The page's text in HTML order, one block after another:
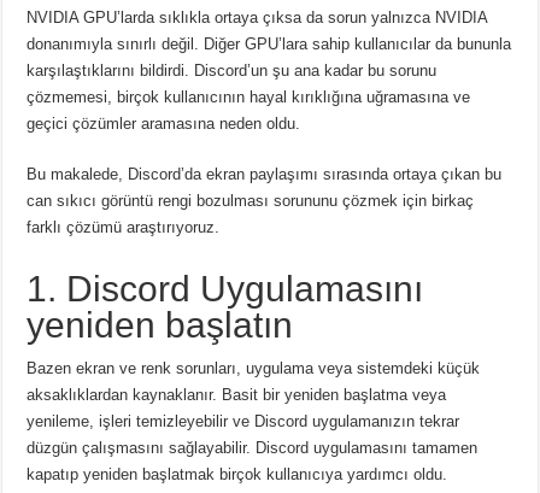
NVIDIA GPU’larda sıklıkla ortaya çıksa da sorun yalnızca NVIDIA
donanımıyla sınırlı değil. Diğer GPU’lara sahip kullanıcılar da bununla
karşılaştıklarını bildirdi. Discord’un şu ana kadar bu sorunu
çözmemesi, birçok kullanıcının hayal kırıklığına uğramasına ve
geçici çözümler aramasına neden oldu.
Bu makalede, Discord’da ekran paylaşımı sırasında ortaya çıkan bu
can sıkıcı görüntü rengi bozulması sorununu çözmek için birkaç
farklı çözümü araştırıyoruz.
1. Discord Uygulamasını
yeniden başlatın
Bazen ekran ve renk sorunları, uygulama veya sistemdeki küçük
aksaklıklardan kaynaklanır. Basit bir yeniden başlatma veya
yenileme, işleri temizleyebilir ve Discord uygulamanızın tekrar
düzgün çalışmasını sağlayabilir. Discord uygulamasını tamamen
kapatıp yeniden başlatmak birçok kullanıcıya yardımcı oldu.